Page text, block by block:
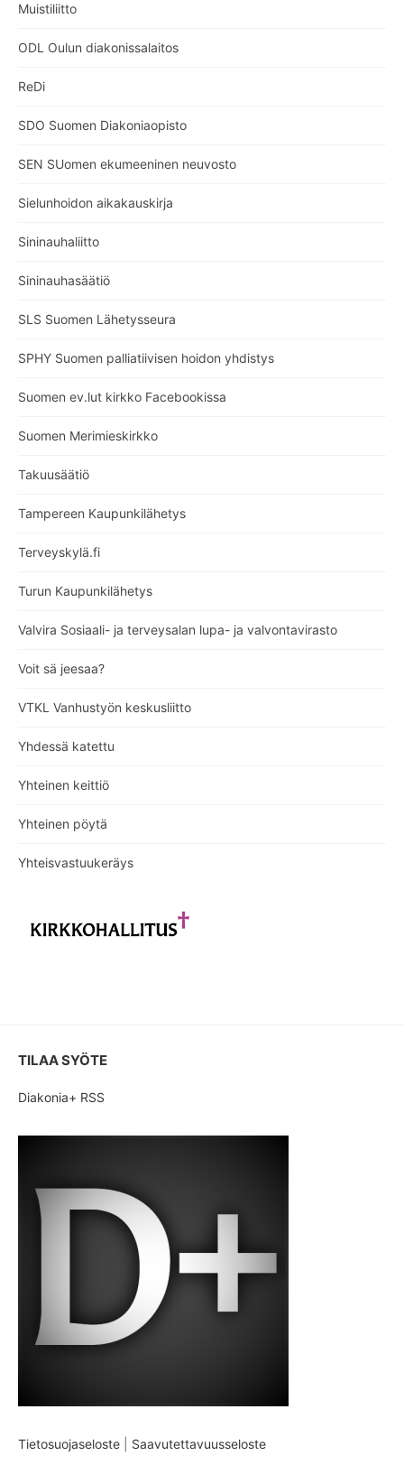
Muistiliitto
ODL Oulun diakonissalaitos
ReDi
SDO Suomen Diakoniaopisto
SEN SUomen ekumeeninen neuvosto
Sielunhoidon aikakauskirja
Sininauhaliitto
Sininauhasäätiö
SLS Suomen Lähetysseura
SPHY Suomen palliatiivisen hoidon yhdistys
Suomen ev.lut kirkko Facebookissa
Suomen Merimieskirkko
Takuusäätiö
Tampereen Kaupunkilähetys
Terveyskylä.fi
Turun Kaupunkilähetys
Valvira Sosiaali- ja terveysalan lupa- ja valvontavirasto
Voit sä jeesaa?
VTKL Vanhustyön keskusliitto
Yhdessä katettu
Yhteinen keittiö
Yhteinen pöytä
Yhteisvastuukeräys
TILAA SYÖTE
Diakonia+ RSS
Tietosuojaseloste Saavutettavuusseloste